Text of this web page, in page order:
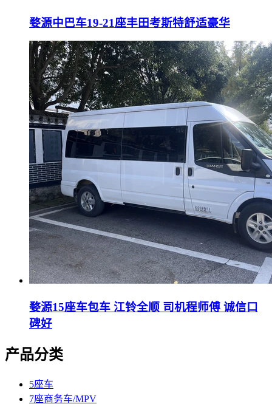
婺源中巴车19-21座丰田考斯特舒适豪华
婺源15座车包车 江铃全顺 司机程师傅 诚信口
碑好
产品分类
5座车
7座商务车/MPV